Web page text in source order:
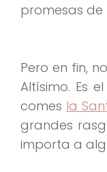
promesas de
Pero en fin,
Altísimo. Es
comes la
grandes
importa a